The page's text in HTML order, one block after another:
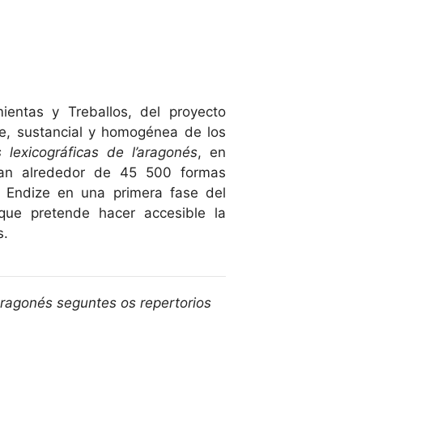
y Treballos, del proyecto
sustancial y homogénea de los
lexicográficas de l’aragonés, en
alrededor de 45 500 formas
en una primera fase del
pretende hacer accesible la
seguntes os repertorios